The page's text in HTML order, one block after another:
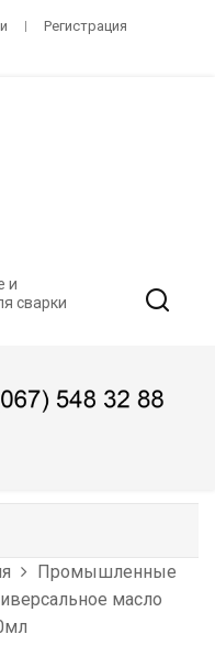
Регистрация
и
сварки
Промышленные
масло